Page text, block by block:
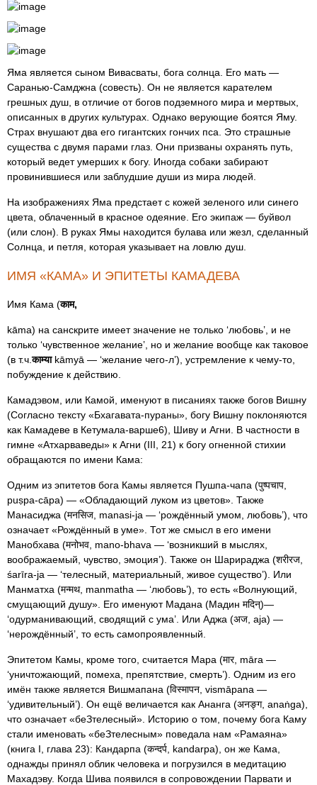
Яма является сыном Вивасваты, бога солнца. Его мать —
Саранью-Самджна (совесть). Он не является карателем
грешных душ, в отличие от богов подземного мира и мертвых,
описанных в других культурах. Однако верующие боятся Яму.
Страх внушают два его гигантских гончих пса. Это страшные
существа с двумя парами глаз. Они призваны охранять путь,
который ведет умерших к богу. Иногда собаки забирают
провинившиеся или заблудшие души из мира людей.
На изображениях Яма предстает с кожей зеленого или синего
цвета, облаченный в красное одеяние. Его экипаж — буйвол
(или слон). В руках Ямы находится булава или жезл, сделанный
Солнца, и петля, которая указывает на ловлю душ.
ИМЯ «КАМА» И ЭПИТЕТЫ КАМАДЕВА
Имя Кама (काम,
kāma) на санскрите имеет значение не только ‘любовь’, и не
только ‘чувственное желание’, но и желание вообще как таковое
(в т.ч.काम्याkāmyā — ‘желание чего-л’), устремление к чему-то,
побуждение к действию.
Камадэвом, или Камой, именуют в писаниях также богов Вишну
(Согласно тексту «Бхагавата-пураны», богу Вишну поклоняются
как Камадеве в Кетумала-варше6), Шиву и Агни. В частности в
гимне «Атхарваведы» к Агни (III, 21) к богу огненной стихии
обращаются по имени Кама:
Одним из эпитетов бога Камы является Пушпа-чапа (पुष्पचाप,
puṣpa-cāpa) — «Обладающий луком из цветов». Также
Манасиджа (मनसिज, manasi-ja — ‘рождённый умом, любовь’), что
означает «Рождённый в уме». Тот же смысл в его имени
Манобхава (मनोभव, mano-bhava — ‘возникший в мыслях,
воображаемый, чувство, эмоция’). Также он Шарираджа (शरीरज,
śarīra-ja — ‘телесный, материальный, живое существо’). Или
Манматха (मन्मथ, manmatha — ‘любовь’), то есть «Волнующий,
смущающий душу». Его именуют Мадана (Мадин मदिन्)—
‘одурманивающий, сводящий с ума’. Или Аджа (अज, aja) —
‘нерождённый’, то есть самопроявленный.
Эпитетом Камы, кроме того, считается Мара (मार, māra —
‘уничтожающий, помеха, препятствие, смерть’). Одним из его
имён также является Вишмапана (विस्मापन, vismāpana —
‘удивительный’). Он ещё величается как Ананга (अनङ्ग, anaṅga),
что означает «беЗтелесный». Историю о том, почему бога Каму
стали именовать «беЗтелесным» поведала нам «Рамаяна»
(книга I, глава 23): Кандарпа (कन्दर्प, kandarpa), он же Кама,
однажды принял облик человека и погрузился в медитацию
Махадэву. Когда Шива появился в сопровождении Парвати и